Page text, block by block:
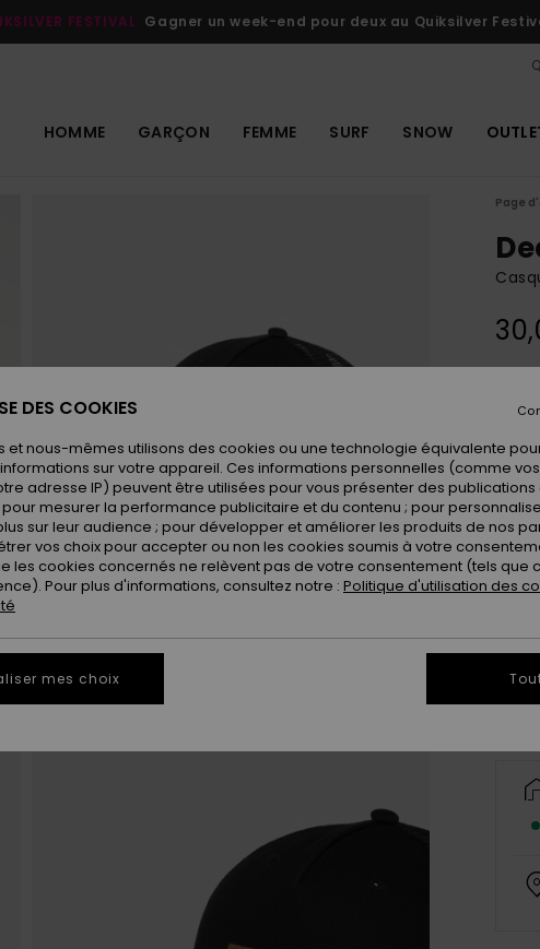
FESTIVAL Gagner un week-end pour deux au Quiksilver
HOMME GARÇON FEMME SURF SNOW
Page
DES COOKIES
et nous-mêmes utilisons des cookies ou une technologie équivalente
sur votre appareil. Ces informations personnelles (comme
adresse IP) peuvent être utilisées pour vous présenter des publications
mesurer la performance publicitaire et du contenu ; pour
sur leur audience ; pour développer et améliorer les produits de nos
vos choix pour accepter ou non les cookies soumis à votre
les cookies concernés ne relèvent pas de votre consentement (tels que
Pour plus d'informations, consultez notre : Politique d'utilisation des
mes choix